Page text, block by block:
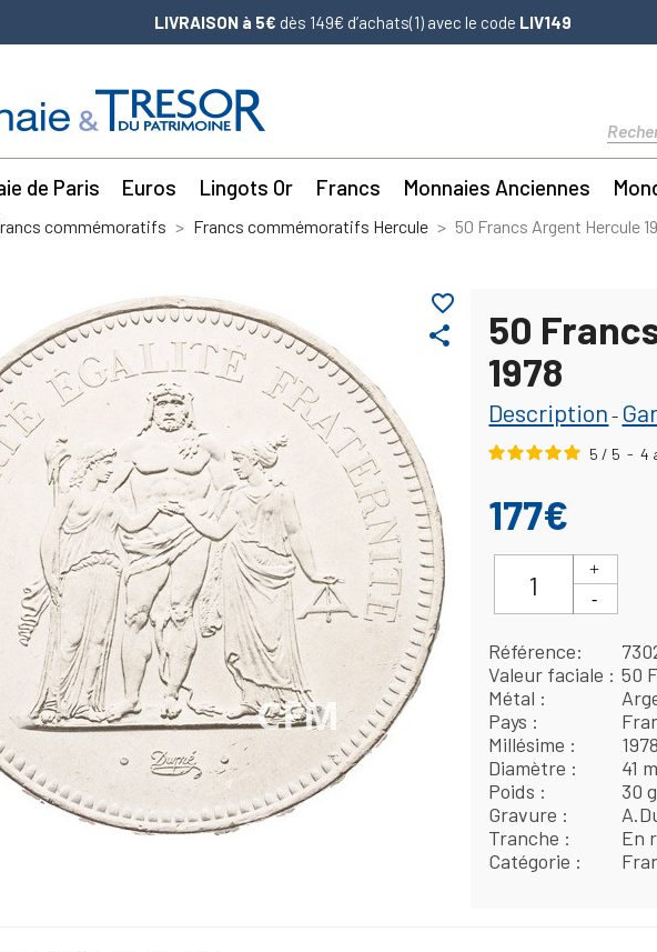
LIVRAISON à 5€ dès 149€ d’achats(1) avec le code LIV149
de Paris Euros Lingots Or Francs Monnaies Anciennes
commémoratifs Francs commémoratifs Hercule 50 Francs Argent Hercule
share
favorite_border
50
1978
Description -
5 / 5 - 4
177€
Référence
Valeur faciale
50
Métal
Pays
Millésime
1978
Diamètre
41
Poids
30 g
Gravure
Tranche
En
Catégorie